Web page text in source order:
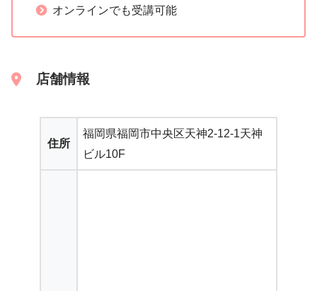
オンラインでも受講可能
店舗情報
住所
福岡県福岡市中央区天神2-12-1天神
ビル10F